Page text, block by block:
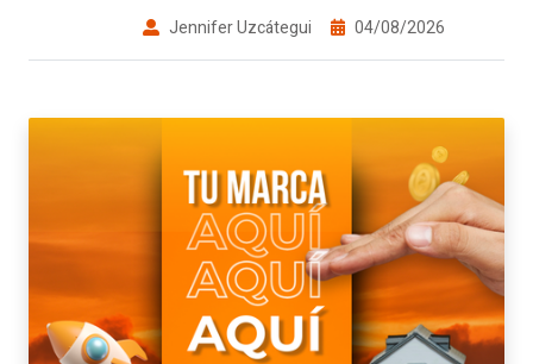
Jennifer Uzcátegui 04/08/2026